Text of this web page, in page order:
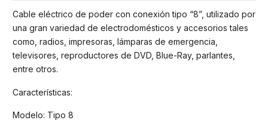
Cable eléctrico de poder con conexión tipo “8”, utilizado por
una gran variedad de electrodomésticos y accesorios tales
como, radios, impresoras, lámparas de emergencia,
televisores, reproductores de DVD, Blue-Ray, parlantes,
entre otros.
Características:
Modelo: Tipo 8